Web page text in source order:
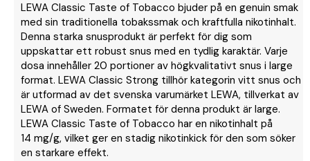
LEWA Classic Taste of Tobacco bjuder på en genuin smak
med sin traditionella tobakssmak och kraftfulla nikotinhalt.
Denna starka snusprodukt är perfekt för dig som
uppskattar ett robust snus med en tydlig karaktär. Varje
dosa innehåller 20 portioner av högkvalitativt snus i large
format. LEWA Classic Strong tillhör kategorin vitt snus och
är utformad av det svenska varumärket LEWA, tillverkat av
LEWA of Sweden. Formatet för denna produkt är large.
LEWA Classic Taste of Tobacco har en nikotinhalt på
14 mg/g, vilket ger en stadig nikotinkick för den som söker
en starkare effekt.